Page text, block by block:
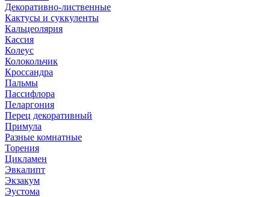
Декоративно-лиственные
Кактусы и суккуленты
Кальцеолярия
Кассия
Колеус
Колокольчик
Кроссандра
Пальмы
Пассифлора
Пеларгония
Перец декоративный
Примула
Разные комнатные
Торения
Цикламен
Эвкалипт
Экзакум
Эустома